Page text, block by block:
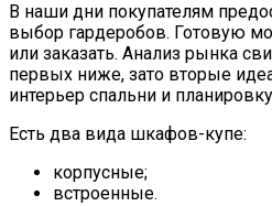
В наши дни покупателям
выбор гардеробов. Готовую
или заказать. Анализ рынка
первых ниже, зато вторые
интерьер спальни и
Есть два вида шкафов-купе:
корпусные;
встроенные.